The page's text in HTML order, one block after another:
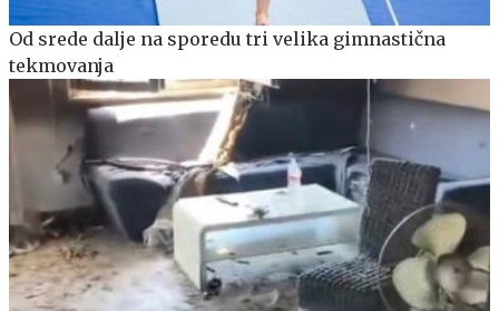
Od srede dalje na sporedu tri velika gimnastična
tekmovanja